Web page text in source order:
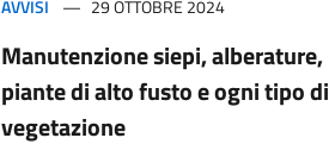
AVVISI 29 OTTOBRE 2024
Manutenzione siepi, alberature,
piante di alto fusto e ogni tipo di
vegetazione